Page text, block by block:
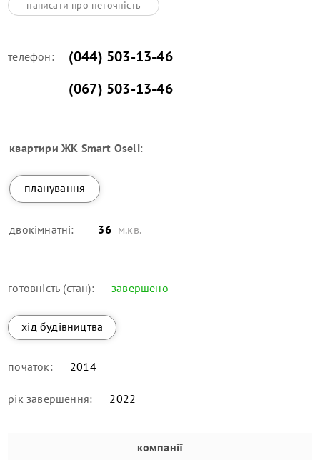
написати про неточність
телефон:
(044) 503-13-46
(067) 503-13-46
квартири ЖК Smart Oseli:
планування
двокімнатні: 36 м.кв.
готовність (стан): завершено
хід будівництва
початок: 2014
рік завершення: 2022
компанії